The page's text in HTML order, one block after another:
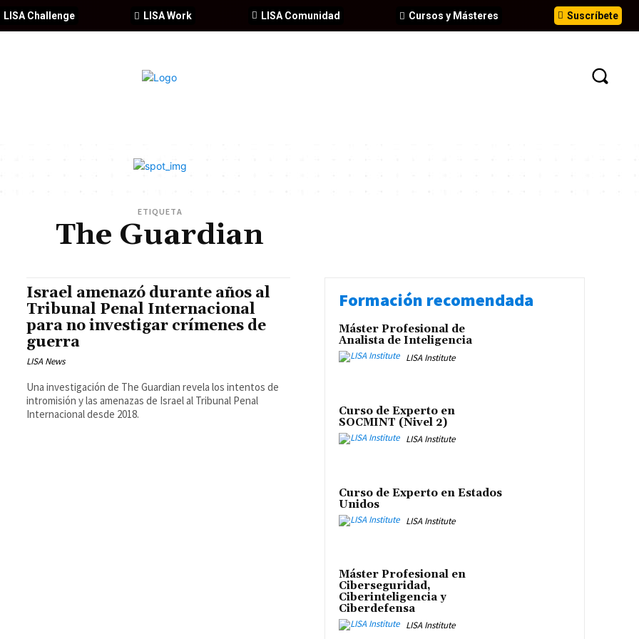
Suscríbete
Cursos y Másteres
LISA Comunidad
LISA Work
LISA Challenge
ETIQUETA
The Guardian
Israel amenazó durante años al
Tribunal Penal Internacional
para no investigar crímenes de
guerra
LISA News
Una investigación de The Guardian revela los intentos de
intromisión y las amenazas de Israel al Tribunal Penal
Internacional desde 2018.
Formación recomendada
Máster Profesional de
Analista de Inteligencia
LISA Institute
Curso de Experto en
SOCMINT (Nivel 2)
LISA Institute
Curso de Experto en Estados
Unidos
LISA Institute
Máster Profesional en
Ciberseguridad,
Ciberinteligencia y
Ciberdefensa
LISA Institute